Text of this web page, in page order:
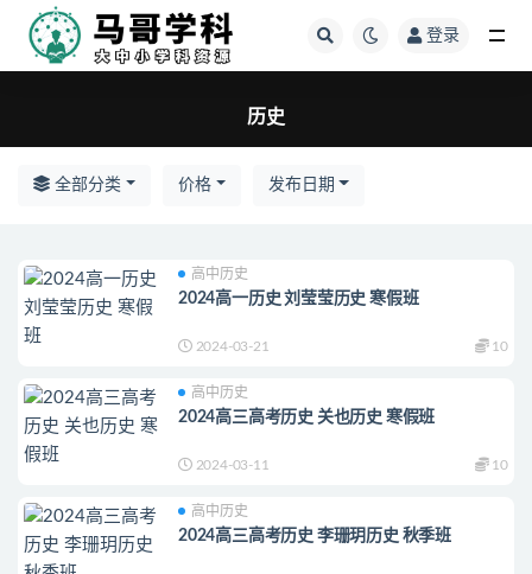
登录
历史
全部分类 价格 发布日期
高中历史
2024高一历史 刘莹莹历史 寒假班
2024-03-21 10
高中历史
2024高三高考历史 关也历史 寒假班
2024-03-11 10
高中历史
2024高三高考历史 李珊玥历史 秋季班
全部